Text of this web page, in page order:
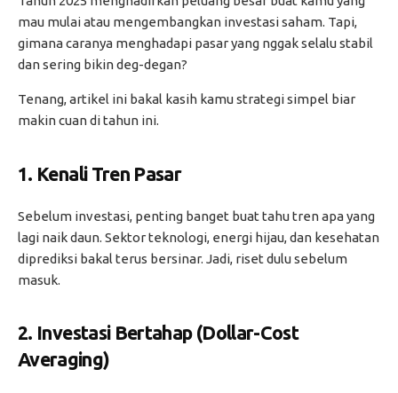
mau mulai atau mengembangkan investasi saham. Tapi,
gimana caranya menghadapi pasar yang nggak selalu stabil
dan sering bikin deg-degan?
Tenang, artikel ini bakal kasih kamu strategi simpel biar
makin cuan di tahun ini.
1. Kenali Tren Pasar
Sebelum investasi, penting banget buat tahu tren apa yang
lagi naik daun. Sektor teknologi, energi hijau, dan kesehatan
diprediksi bakal terus bersinar. Jadi, riset dulu sebelum
masuk.
2. Investasi Bertahap (Dollar-Cost
Averaging)